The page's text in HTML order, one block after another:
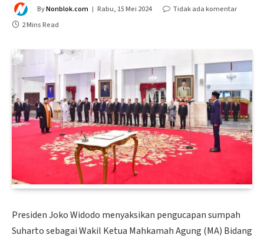
ByNonblok.com Rabu, 15 Mei 2024
Tidak ada komentar
2 Mins Read
Presiden Joko Widodo menyaksikan pengucapan sumpah
Suharto sebagai Wakil Ketua Mahkamah Agung (MA) Bidang